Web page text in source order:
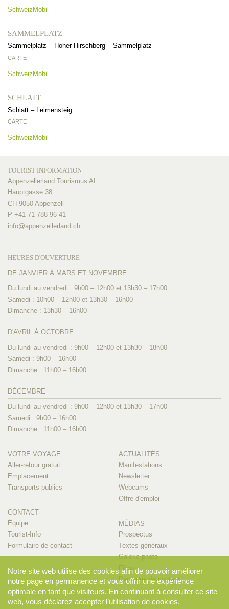
SchweizMobil
SAMMELPLATZ
Sammelplatz –Hoher Hirschberg –Sammelplatz
CARTE
SchweizMobil
SCHLATT
Schlatt –Leimensteig
CARTE
SchweizMobil
TOURIST INFORMATION
Appenzellerland Tourismus AI
Hauptgasse 38
CH-9050 Appenzell
P +41 71 788 96 41
info@appenzellerland.ch
HEURES D'OUVERTURE
DE JANVIER À MARS ET NOVEMBRE
Du lundi au vendredi : 9h00 – 12h00 et 13h30 – 17h00
Samedi : 10h00 – 12h00 et 13h30 – 16h00
Dimanche : 13h30 – 16h00
D'AVRIL À OCTOBRE
Du lundi au vendredi : 9h00 – 12h00 et 13h30 – 18h00
Samedi : 9h00 – 16h00
Dimanche : 11h00 – 16h00
DÉCEMBRE
Du lundi au vendredi : 9h00 – 12h00 et 13h30 – 17h00
Samedi : 9h00 – 16h00
Dimanche : 11h00 – 16h00
VOTRE VOYAGE
Aller-retour gratuit
Emplacement
Transports publics
CONTACT
Équipe
Tourist-Info
Formulaire de contact
ACTUALITÉS
Manifestations
Newsletter
Webcams
Offre d'emploi
MÉDIAS
Prospectus
Textes généraux
Galerie photo
Films
Personne de contact
Notre site web utilise des cookies afin de pouvoir améliorer
notre page en permanence et vous offrir une expérience
optimale en tant que visiteurs. En continuant à consulter ce site
web, vous déclarez accepter l’utilisation de cookies.